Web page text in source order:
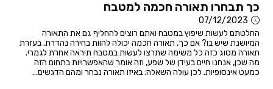
כך תבחרו תאורה חכמה למטבח
07/12/2023
החלטתם לעשות שיפוץ במטבח ואתם רוצים להחליף גם את התאורה
המיושנת שיש בו? אם כך, תאורה חכמה יכולה להוות בחירה נהדרת. בעזרת
תאורה מסוג כזה כל משימה שתרצו לעשות במטבח תיראה אחרת לגמרי.
מה שכן, אנחנו חיים בעידן של שפע, וזה אומר שהאפשרויות בתחום הזה
כמעט אינסופיות. לכן עולה השאלה: באיזו תאורה נבחר ומהם הדגשים...